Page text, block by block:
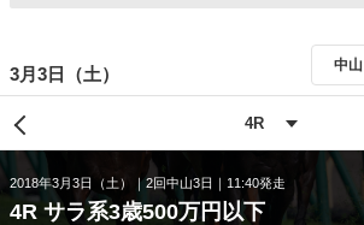
3月3日（土） 中山
2018年3月3日（土） 2回中山3日 11:40発走
4R サラ系3歳500万円以下